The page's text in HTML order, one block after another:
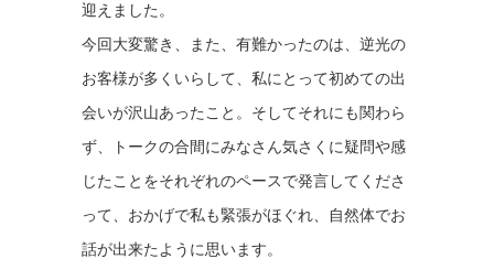
迎えました。
今回大変驚き、また、有難かったのは、逆光の
お客様が多くいらして、私にとって初めての出
会いが沢山あったこと。そしてそれにも関わら
ず、トークの合間にみなさん気さくに疑問や感
じたことをそれぞれのペースで発言してくださ
って、おかげで私も緊張がほぐれ、自然体でお
話が出来たように思います。